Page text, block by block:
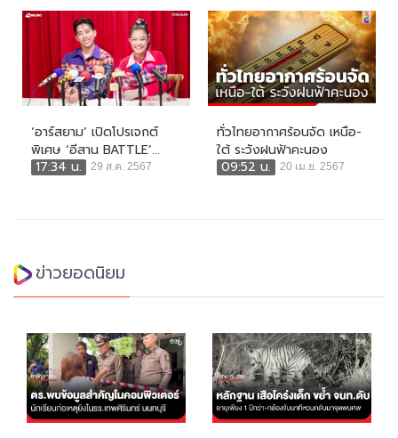
‘อาร์สยาม’ เปิดโปรเจกต์
พิเศษ ‘อีสาน BATTLE’...
17:34 น.
29 ส.ค. 2567
ทั่วไทยอากาศร้อนจัด เหนือ-
ใต้ ระวังฝนฟ้าคะนอง
09:52 น.
20 เม.ย. 2567
ข่าวยอดนิยม